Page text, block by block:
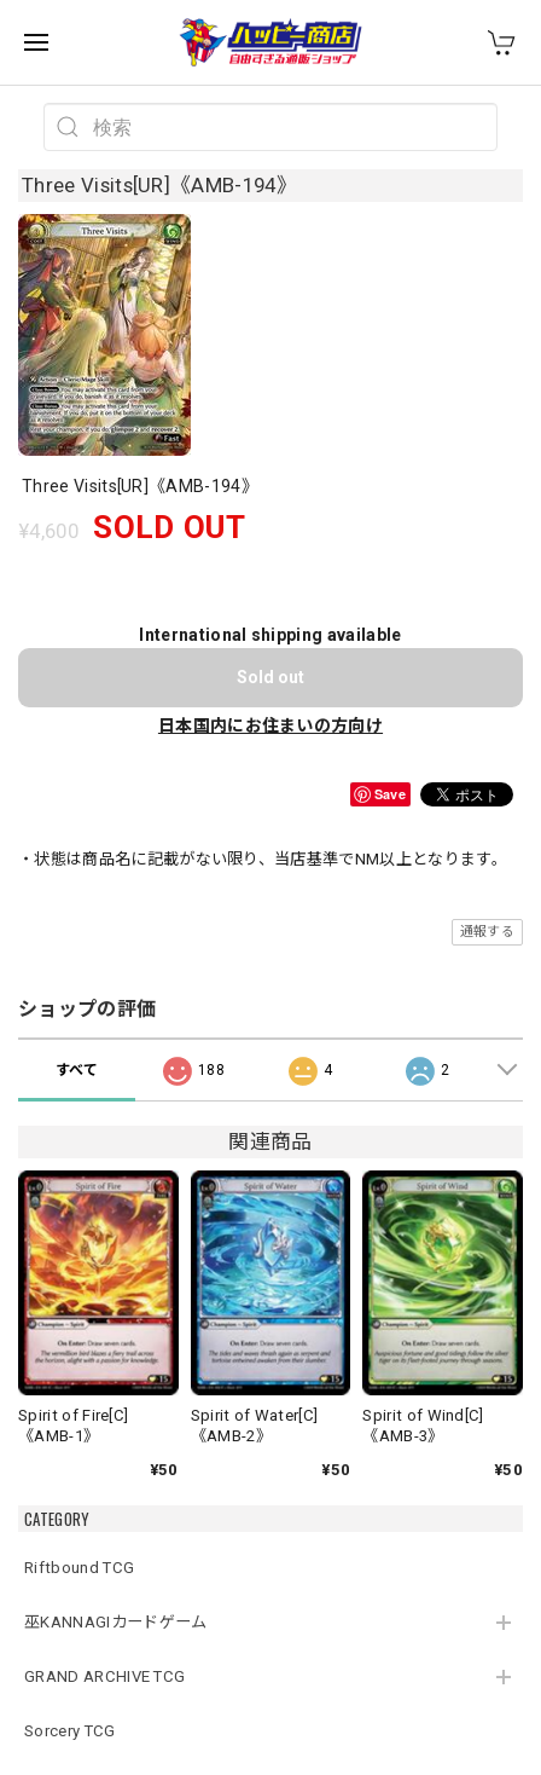
CATEGORY
Riftbound TCG
巫KANNAGIカードゲーム
GRAND ARCHIVE TCG
Sorcery TCG
Three Visits[UR]《AMB-194》
Three Visits[UR]《AMB-194》
¥4,600 SOLD OUT
International shipping available
Sold out
日本国内にお住まいの方向け
Save
・状態は商品名に記載がない限り、当店基準でNM以上となります。
通報する
ショップの評価
すべて 188 4 2
関連商品
Spirit of Fire[C]
《AMB-1》
¥50
Spirit of Water[C]
《AMB-2》
¥50
Spirit of Wind[C]
《AMB-3》
¥50